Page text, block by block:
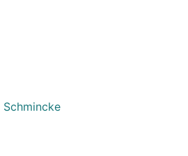
Schmincke